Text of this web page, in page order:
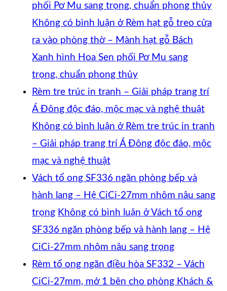
phối Pơ Mu sang trọng, chuẩn phong thủy
Không có bình luận ở Rèm hạt gỗ treo cửa
ra vào phòng thờ – Mành hạt gỗ Bách
Xanh hình Hoa Sen phối Pơ Mu sang
trọng, chuẩn phong thủy
Rèm tre trúc in tranh – Giải pháp trang trí
Á Đông độc đáo, mộc mạc và nghệ thuật
Không có bình luận ở Rèm tre trúc in tranh
– Giải pháp trang trí Á Đông độc đáo, mộc
mạc và nghệ thuật
Vách tổ ong SF336 ngăn phòng bếp và
hành lang – Hệ CiCi-27mm nhôm nâu sang
trọng Không có bình luận ở Vách tổ ong
SF336 ngăn phòng bếp và hành lang – Hệ
CiCi-27mm nhôm nâu sang trọng
Rèm tổ ong ngăn điều hòa SF332 – Vách
CiCi-27mm, mở 1 bên cho phòng Khách &